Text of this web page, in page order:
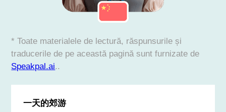
* Toate materialele de lectură, răspunsurile și
traducerile de pe această pagină sunt furnizate de
Speakpal.ai..
一天的郊游